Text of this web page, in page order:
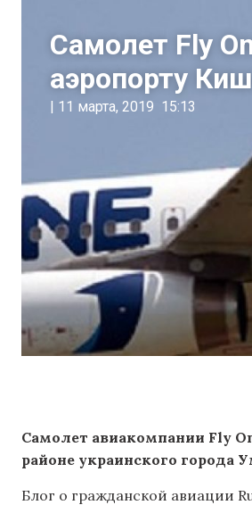
Самолет Fly
аэропорту
| 11 марта, 2019 15:13
Самолет авиакомпании Fly
районе украинского города
Блог о гражданской авиации